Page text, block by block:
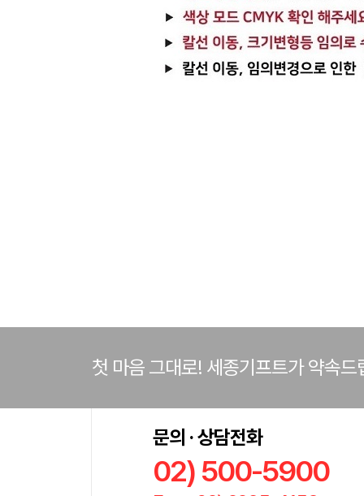
첫 마음 그대로! 세종기프트가 약속드
문의 · 상담전화
02) 500-5900